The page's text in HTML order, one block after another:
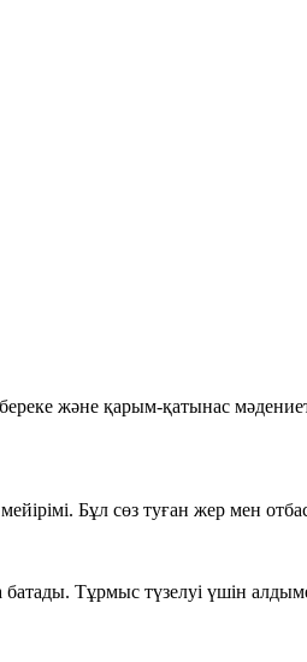
және қарым-қатынас
Бұл сөз туған жер мен
батады. Тұрмыс түзелуі үшін